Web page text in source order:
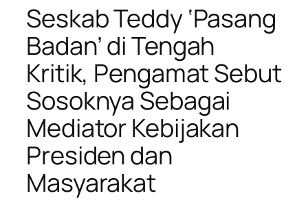
Seskab Teddy ‘Pasang
Badan’ di Tengah
Kritik, Pengamat Sebut
Sosoknya Sebagai
Mediator Kebijakan
Presiden dan
Masyarakat